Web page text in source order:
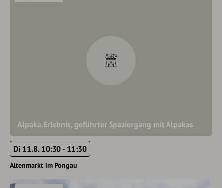
Alpaka.Erlebnis, geführter Spaziergang mit Alpakas
Di 11.8. 10:30 - 11:30
Altenmarkt im Pongau